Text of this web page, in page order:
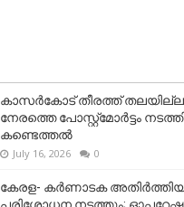
കാസർകോട് തീരത്ത്
നേരത്തെ പോസ്റ്റ്‌മോർട്ടം
കണ്ടെത്തൽ
July 16, 2026 0
കേരള- കർണാടക